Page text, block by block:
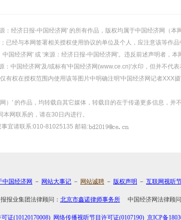
：经济日报-中国经济网' 的所有作品，版权均属于中国经济网（
已经与本网签署相关授权使用协议的单位及个人，应注意该等作
国经济网' 或 '来源：经济日报-中国经济网'。违反前述声明者，本
：中国经济网'及/或标有'中国经济网(www.ce.cn)'水印，但并不代
有权在授权范围内使用该等图片中明确注明'中国经济网记者XXX
）' 的作品，均转载自其它媒体，转载目的在于传递更多信息，并
网联系的，请在30日内进行。
宜请联系:010-81025135 邮箱:
中国经济网 － 网站大事记 － 网站诚聘 － 版权声明 － 互联网视听
报业集团法律顾问： 北京市鑫诺律师事务所中国经济网法律顾问
证(10120170008) 网络传播视听节目许可证(0107190) 京ICP备